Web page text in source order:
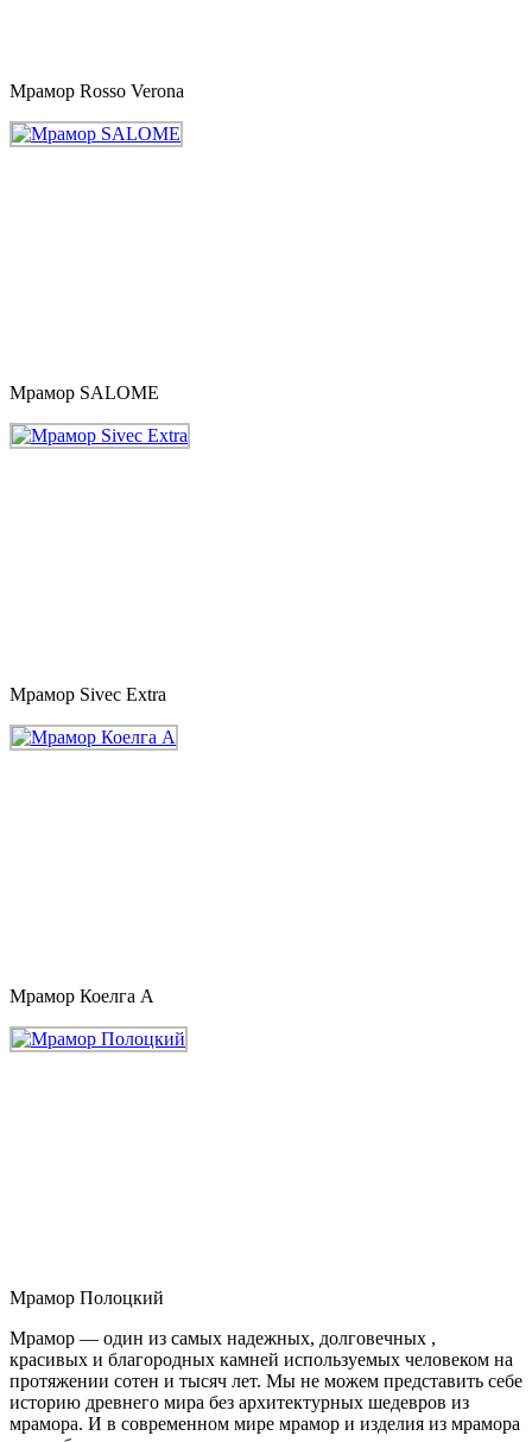
Мрамор Rosso Verona
Мрамор SALOME
Мрамор Sivec Extra
Мрамор Коелга A
Мрамор Полоцкий
Мрамор — один из самых надежных, долговечных ,
красивых и благородных камней используемых человеком на
протяжении сотен и тысяч лет. Мы не можем представить себе
историю древнего мира без архитектурных шедевров из
мрамора. И в современном мире мрамор и изделия из мрамора